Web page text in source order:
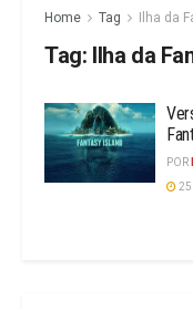
Home Tag Ilha da
Tag: Ilha da
POR
25